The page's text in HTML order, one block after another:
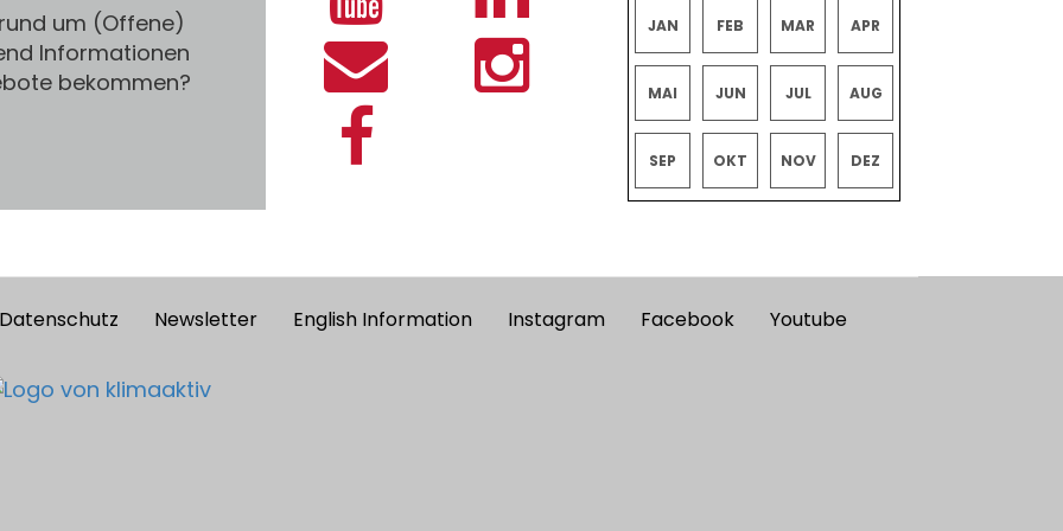
um (Offene)
Informationen
bekommen?
JAN FEB MAR APR
MAI JUN JUL AUG
SEP OKT NOV DEZ
Datenschutz Newsletter English Information Instagram Facebook Youtube